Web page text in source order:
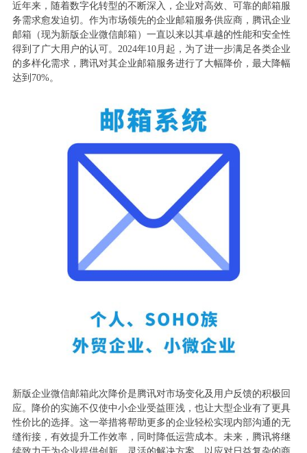
近年来，随着数字化转型的不断深入，企业对高效、可靠的邮箱服
务需求愈发迫切。作为市场领先的企业邮箱服务供应商，腾讯企业
邮箱（现为新版企业微信邮箱）一直以来以其卓越的性能和安全性
得到了广大用户的认可。2024年10月起，为了进一步满足各类企业
的多样化需求，腾讯对其企业邮箱服务进行了大幅降价，最大降幅
达到70%。
新版企业微信邮箱此次降价是腾讯对市场变化及用户反馈的积极回
应。降价的实施不仅使中小企业受益匪浅，也让大型企业有了更具
性价比的选择。这一举措将帮助更多的企业轻松实现内部沟通的无
缝衔接，有效提升工作效率，同时降低运营成本。未来，腾讯将继